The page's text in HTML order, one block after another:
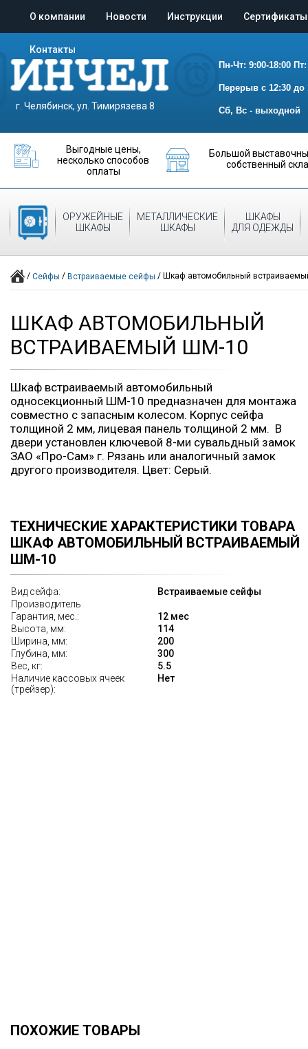
О компании Новости Инструкции Сертификаты
Контакты
г. Челябинск, ул. Тимирязева 8
Пн-Чт: 9:00-18:00
Перерыв с 12:30 до
Сб, Вс - выходной
Выгодные цены,
несколько способов
оплаты
Большой
собственный
СЕЙФЫ
ОРУЖЕЙНЫЕ
ШКАФЫ
МЕТАЛЛИЧЕСКИЕ
ШКАФЫ
ШКАФЫ
ДЛЯ ОДЕЖДЫ
/ Сейфы / Встраиваемые сейфы / Шкаф автомобильный
ШКАФ АВТОМОБИЛЬНЫЙ
ВСТРАИВАЕМЫЙ ШМ-10
Шкаф встраиваемый автомобильный
односекционный ШМ-10 предназначен для монтажа
совместно с запасным колесом. Корпус сейфа
толщиной 2 мм, лицевая панель толщиной 2 мм. В
двери установлен ключевой 8-ми сувальдный замок
ЗАО «Про-Сам» г. Рязань или аналогичный замок
другого производителя. Цвет: Серый.
ТЕХНИЧЕСКИЕ ХАРАКТЕРИСТИКИ ТОВАРА
ШКАФ АВТОМОБИЛЬНЫЙ ВСТРАИВАЕМЫЙ
ШМ-10
Вид сейфа:
Встраиваемые сейфы
Производитель
Гарантия, мес.:
12 мес
Высота, мм:
114
Ширина, мм:
200
Глубина, мм:
300
Вес, кг:
5.5
Наличие кассовых ячеек
(трейзер):
Нет
ПОХОЖИЕ ТОВАРЫ